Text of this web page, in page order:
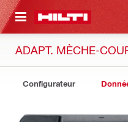
CONTENT
ADAPT. MÈCHE-
Configurateur